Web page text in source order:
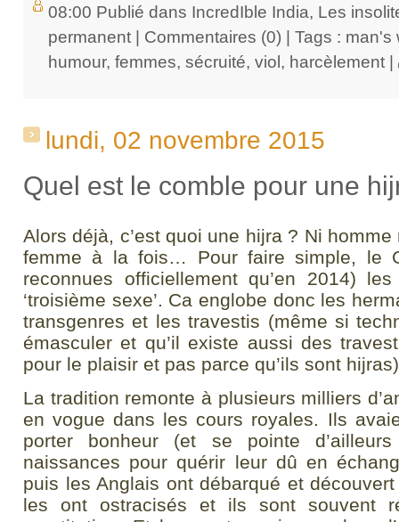
08:00 Publié dans IncredIble India, Les
permanent | Commentaires (0) | Tags : man's
humour, femmes, sécruité, viol, harcèlement |
lundi, 02 novembre 2015
Quel est le comble pour une
Alors déjà, c’est quoi une hijra ? Ni
femme à la fois… Pour faire simple, le
reconnues officiellement qu’en 2014)
‘troisième sexe’. Ca englobe donc les
transgenres et les travestis (même si
émasculer et qu’il existe aussi des
pour le plaisir et pas parce qu’ils sont
La tradition remonte à plusieurs milliers
en vogue dans les cours royales. Ils
porter bonheur (et se pointe
naissances pour quérir leur dû en
puis les Anglais ont débarqué et
les ont ostracisés et ils sont souvent